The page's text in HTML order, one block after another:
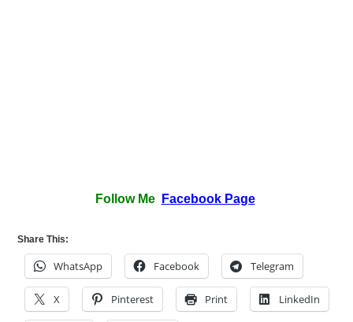
Follow Me Facebook Page
Share This:
WhatsApp Facebook Telegram
X Pinterest Print LinkedIn